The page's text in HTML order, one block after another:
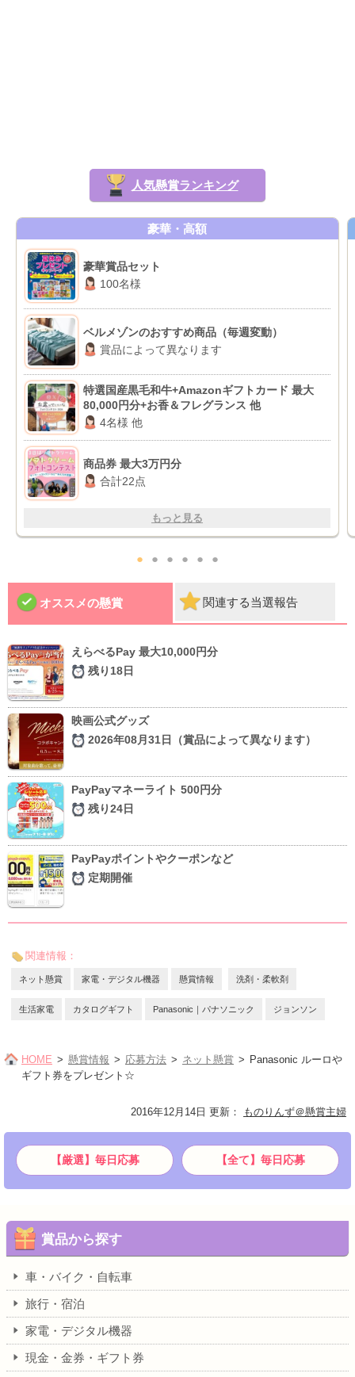
人気懸賞ランキング
豪華・高額
豪華賞品セット
100名様
ベルメゾンのおすすめ商品（毎週変動）
賞品によって異なります
特選国産黒毛和牛+Amazonギフトカード 最大
80,000円分+お香＆フレグランス 他
4名様 他
商品券 最大3万円分
合計22点
もっと見る
● ● ● ● ● ●
オススメの懸賞 関連する当選報告
えらべるPay 最大10,000円分
残り18日
映画公式グッズ
2026年08月31日（賞品によって異なります）
PayPayマネーライト 500円分
残り24日
PayPayポイントやクーポンなど
定期開催
関連情報：
ネット懸賞 家電・デジタル機器 懸賞情報 洗剤・柔軟剤
生活家電 カタログギフト Panasonic｜パナソニック ジョンソン
HOME 懸賞情報 応募方法 ネット懸賞
Panasonic ルーロや
ギフト券をプレゼント☆
2016年12月14日 更新 ： ものりんず＠懸賞主婦
【厳選】毎日応募 【全て】毎日応募
賞品から探す
車・バイク・自転車
旅行・宿泊
家電・デジタル機器
現金・金券・ギフト券